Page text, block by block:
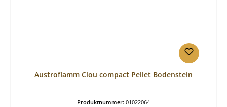
Austroflamm Clou compact Pellet Bodenstein
Produktnummer: 01022064